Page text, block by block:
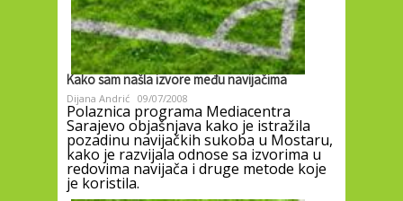
Kako sam našla izvore među navijačima
Dijana Andrić 09/07/2008
Polaznica programa Mediacentra
Sarajevo objašnjava kako je istražila
pozadinu navijačkih sukoba u Mostaru,
kako je razvijala odnose sa izvorima u
redovima navijača i druge metode koje
je koristila.